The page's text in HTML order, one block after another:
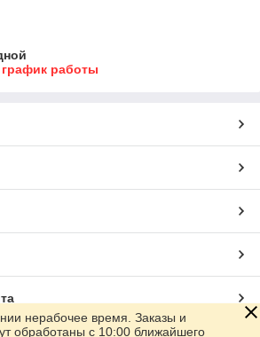
график работы
нерабочее время. Заказы и
обработаны с 10:00 ближайшего